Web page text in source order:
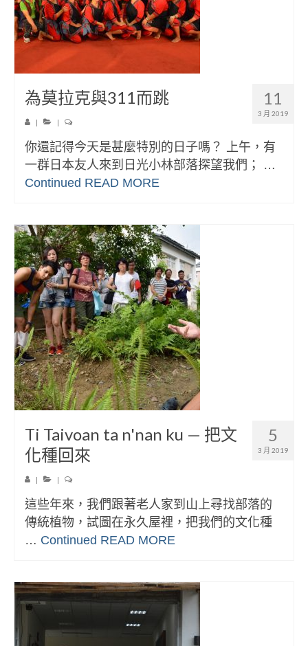
11
3 月 2019
為莫拉克與311而跳
| |
你還記得今天是甚麼特別的日子嗎？ 上午，有
一群日本友人來到日光小林部落探望我們； …
Continued READ MORE
5
3 月 2019
Ti Taivoan ta n'nan ku — 把文
化種回來
| |
這些年來，我們跟著老人家到山上尋找部落的
傳統植物，試圖在永久屋裡，把我們的文化種
… Continued READ MORE